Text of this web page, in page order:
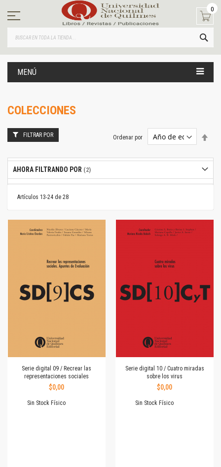
contenido
0
MENÚ
COLECCIONES
Artículos 13-24 de 28
Ordenar por
Serie digital 09 / Recrear las
representaciones sociales
$0,00
Sin Stock Físico
Serie digital 10 / Cuatro miradas
sobre los virus
$0,00
Sin Stock Físico
FILTRAR POR
AHORA FILTRANDO POR